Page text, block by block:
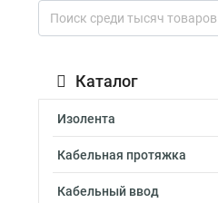
Каталог
Изолента
Кабельная протяжка
Кабельный ввод